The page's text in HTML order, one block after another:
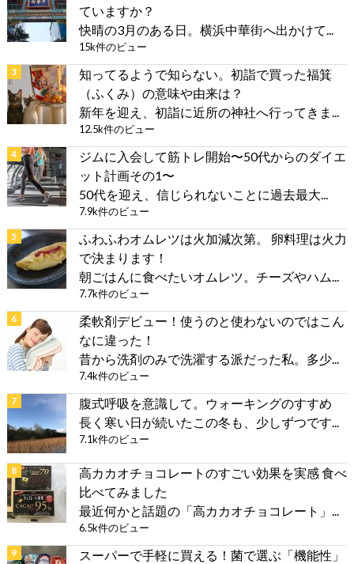
ていますか？
快晴の3月のある日。横浜中華街へ出かけて...
15k件のビュー
知ってるようで知らない。初詣で買った福箕
（ふくみ）の意味や由来は？
新年を迎え、初詣に近所の神社へ行ってきま...
12.5k件のビュー
ジムに入会して筋トレ開始〜50代からのダイエ
ット計画その1〜
50代を迎え、信じられないことに過去最大...
7.9k件のビュー
ふわふわオムレツは火加減次第。 卵料理は火力
で決まります！
朝ごはんに食べたいオムレツ。チーズやハム...
7.7k件のビュー
柔軟剤デビュー！使うのと使わないのではこん
なに違った！
昔から洗剤のみで洗濯する派だった私。多少...
7.4k件のビュー
腹式呼吸を意識して。ウォーキングのすすめ
長く寒い日が続いたこの冬も、少しずつです...
7.1k件のビュー
高カカオチョコレートのすごい効果を実感 食べ
比べてみました
最近何かと話題の「高カカオチョコレート」...
6.5k件のビュー
スーパーで手軽に買える！菌で選ぶ「機能性」